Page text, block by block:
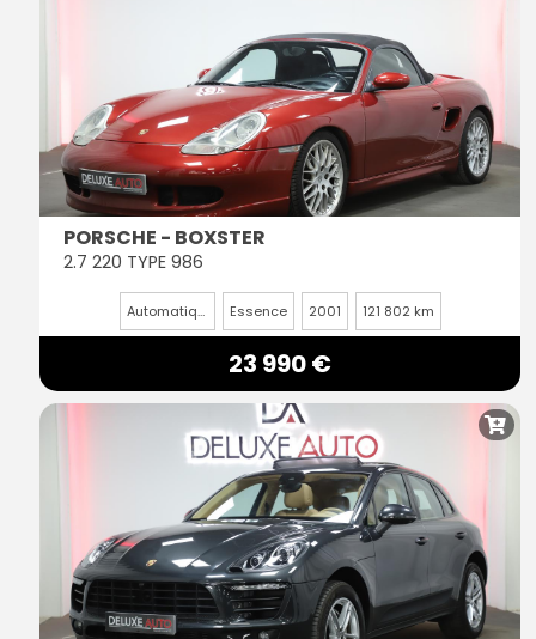
PORSCHE - BOXSTER
2.7 220 TYPE 986
Automatique Essence 2001 121 802 km
23 990 €